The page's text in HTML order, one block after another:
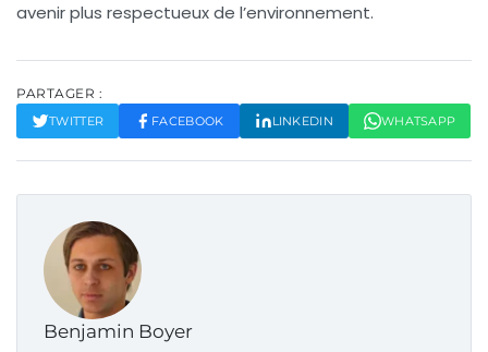
avenir plus respectueux de l’environnement.
PARTAGER :
TWITTER FACEBOOK LINKEDIN WHATSAPP
Benjamin Boyer